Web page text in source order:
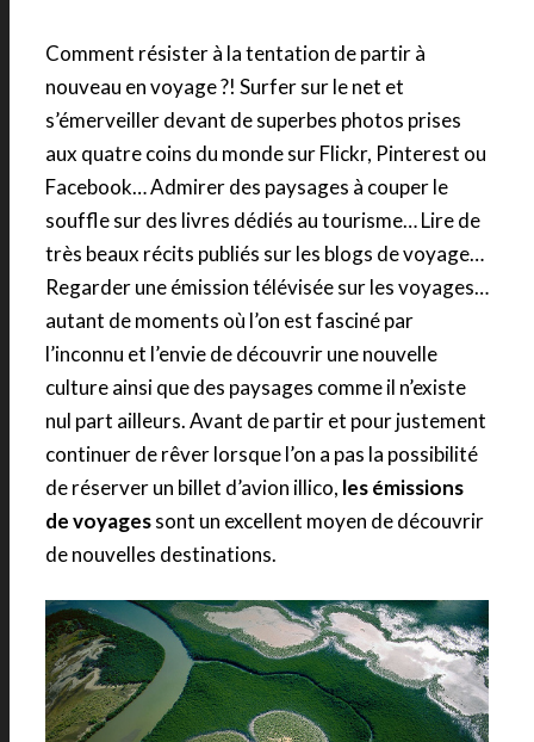
Comment résister à la tentation de partir à
nouveau en voyage ?! Surfer sur le net et
s’émerveiller devant de superbes photos prises
aux quatre coins du monde sur Flickr, Pinterest ou
Facebook… Admirer des paysages à couper le
souffle sur des livres dédiés au tourisme… Lire de
très beaux récits publiés sur les blogs de voyage…
Regarder une émission télévisée sur les voyages…
autant de moments où l’on est fasciné par
l’inconnu et l’envie de découvrir une nouvelle
culture ainsi que des paysages comme il n’existe
nul part ailleurs. Avant de partir et pour justement
continuer de rêver lorsque l’on a pas la possibilité
de réserver un billet d’avion illico, les émissions
de voyagessont un excellent moyen de découvrir
de nouvelles destinations.